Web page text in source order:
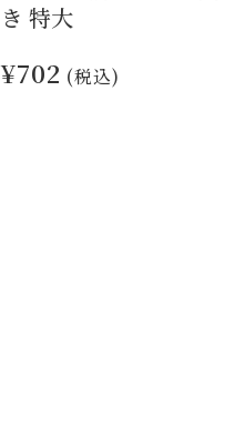
き 特大
¥702 (税込)